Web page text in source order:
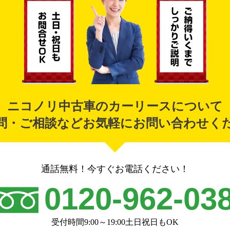
ニコノリ中古車のカーリースについて
・ご相談などお気軽にお問い合わせく
通話無料！今すぐお電話ください！
0120-962-
受付時間9:00～19:00土日祝日もOK